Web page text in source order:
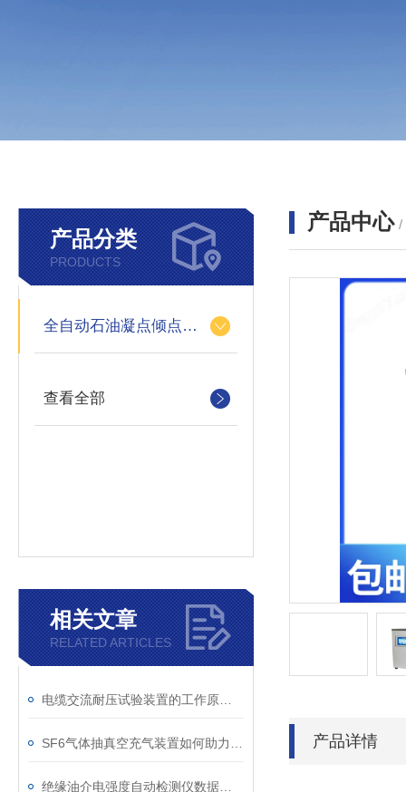
产品分类
PRODUCTS
全自动石油凝点倾点测定仪
查看全部
相关文章
RELATED ARTICLES
产品中心 /
产品详情